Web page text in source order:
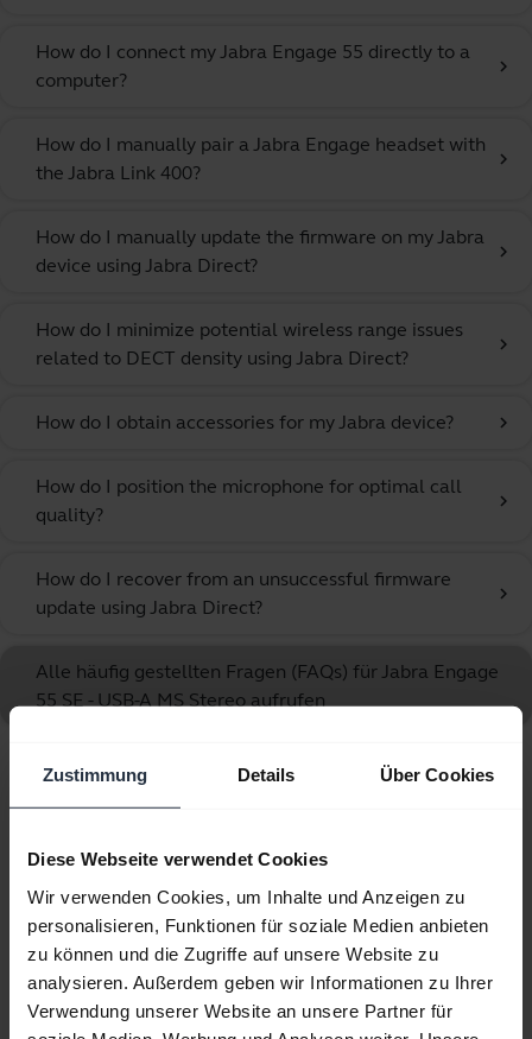
Zustimmung Details Über Cookies
Diese Webseite verwendet Cookies
Wir verwenden Cookies, um Inhalte und Anzeigen zu
personalisieren, Funktionen für soziale Medien anbieten
zu können und die Zugriffe auf unsere Website zu
analysieren. Außerdem geben wir Informationen zu Ihrer
Verwendung unserer Website an unsere Partner für
How do I connect my Jabra Engage 55 directly to a
computer?
chevron_right
How do I manually pair a Jabra Engage headset with
the Jabra Link 400?
chevron_right
How do I manually update the firmware on my Jabra
device using Jabra Direct?
chevron_right
How do I minimize potential wireless range issues
related to DECT density using Jabra Direct?
chevron_right
How do I obtain accessories for my Jabra device? chevron_right
How do I position the microphone for optimal call
quality?
chevron_right
How do I recover from an unsuccessful firmware
update using Jabra Direct?
chevron_right
Alle häufig gestellten Fragen (FAQs) für Jabra Engage
55 SE - USB-A MS Stereo aufrufen
Angezeigt werden 10 von 10
Produktunterlagen
Benutzerhandbuch